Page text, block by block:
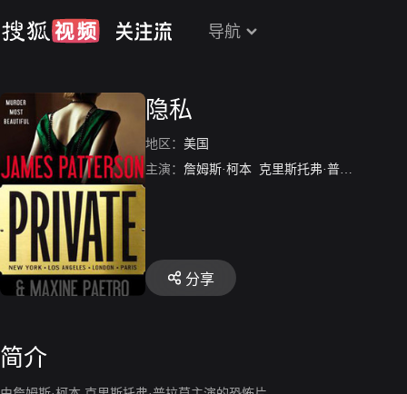
导航
隐私
地区： 美国
主演： 詹姆斯·柯本 克里斯托弗·普鲁默
分享
简介